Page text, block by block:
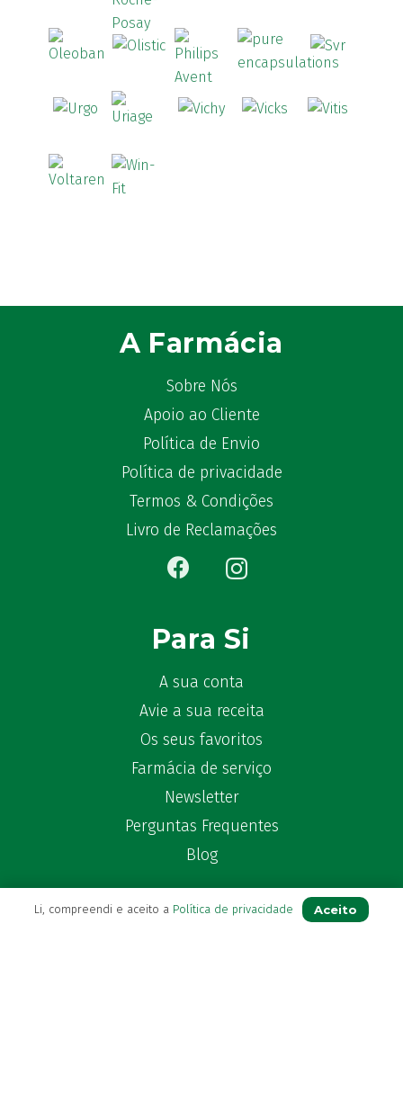
A Farmácia
Sobre Nós
Apoio ao Cliente
Política de Envio
Política de privacidade
Termos & Condições
Livro de Reclamações
Para Si
A sua conta
Avie a sua receita
Os seus favoritos
Farmácia de serviço
Newsletter
Perguntas Frequentes
Blog
Contactos
Li, compreendi e aceito a Política de privacidade Aceito